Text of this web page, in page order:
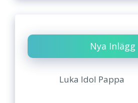
Nya Inlägg
Luka Idol Pappa